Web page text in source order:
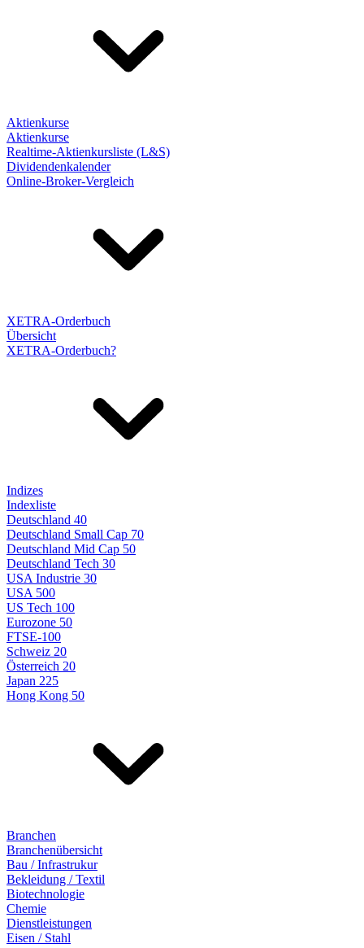
Aktienkurse
Aktienkurse
Realtime-Aktienkursliste (L&S)
Dividendenkalender
Online-Broker-Vergleich
XETRA-Orderbuch
Übersicht
XETRA-Orderbuch?
Indizes
Indexliste
Deutschland 40
Deutschland Small Cap 70
Deutschland Mid Cap 50
Deutschland Tech 30
USA Industrie 30
USA 500
US Tech 100
Eurozone 50
FTSE-100
Schweiz 20
Österreich 20
Japan 225
Hong Kong 50
Branchen
Branchenübersicht
Bau / Infrastrukur
Bekleidung / Textil
Biotechnologie
Chemie
Dienstleistungen
Eisen / Stahl